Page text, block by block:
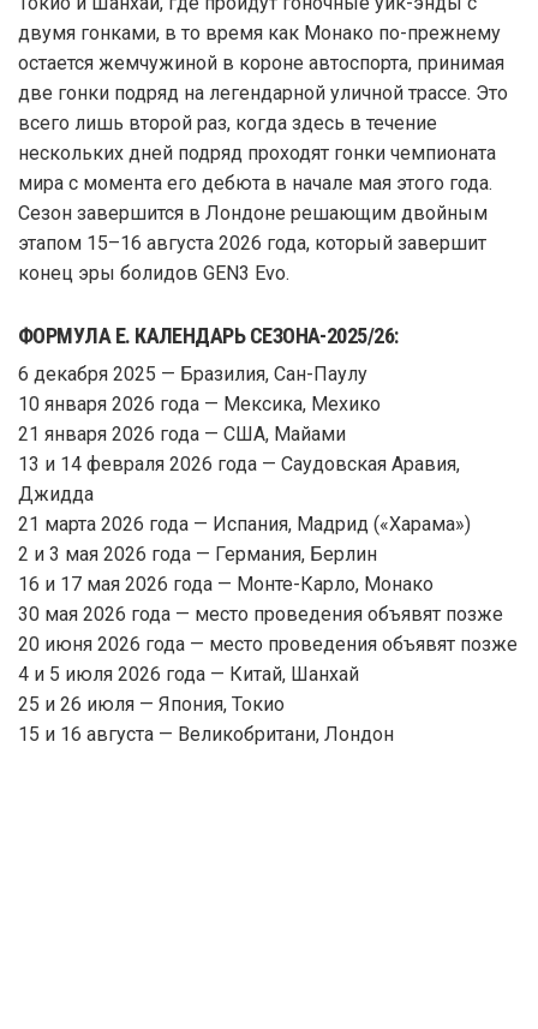
двумя гонками, в то время как Монако по-прежнему
остается жемчужиной в короне автоспорта, принимая
две гонки подряд на легендарной уличной трассе. Это
всего лишь второй раз, когда здесь в течение
нескольких дней подряд проходят гонки чемпионата
мира с момента его дебюта в начале мая этого года.
Сезон завершится в Лондоне решающим двойным
этапом 15–16 августа 2026 года, который завершит
конец эры болидов GEN3 Evo.
ФОРМУЛА Е. КАЛЕНДАРЬ СЕЗОНА-2025/26:
6 декабря 2025 — Бразилия, Сан-Паулу
10 января 2026 года — Мексика, Мехико
21 января 2026 года — США, Майами
13 и 14 февраля 2026 года — Саудовская Аравия,
Джидда
21 марта 2026 года — Испания, Мадрид («Харама»)
2 и 3 мая 2026 года — Германия, Берлин
16 и 17 мая 2026 года — Монте-Карло, Монако
30 мая 2026 года — место проведения объявят позже
20 июня 2026 года — место проведения объявят позже
4 и 5 июля 2026 года — Китай, Шанхай
25 и 26 июля — Япония, Токио
15 и 16 августа — Великобритани, Лондон